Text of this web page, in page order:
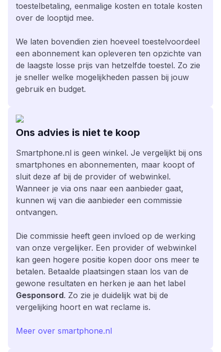
toestelbetaling, eenmalige kosten en totale kosten
over de looptijd mee.
We laten bovendien zien hoeveel toestelvoordeel
een abonnement kan opleveren ten opzichte van
de laagste losse prijs van hetzelfde toestel. Zo zie
je sneller welke mogelijkheden passen bij jouw
gebruik en budget.
Ons advies is niet te koop
Smartphone.nl is geen winkel. Je vergelijkt bij ons
smartphones en abonnementen, maar koopt of
sluit deze af bij de provider of webwinkel.
Wanneer je via ons naar een aanbieder gaat,
kunnen wij van die aanbieder een commissie
ontvangen.
Die commissie heeft geen invloed op de werking
van onze vergelijker. Een provider of webwinkel
kan geen hogere positie kopen door ons meer te
betalen. Betaalde plaatsingen staan los van de
gewone resultaten en herken je aan het label
Gesponsord. Zo zie je duidelijk wat bij de
vergelijking hoort en wat reclame is.
Meer over smartphone.nl